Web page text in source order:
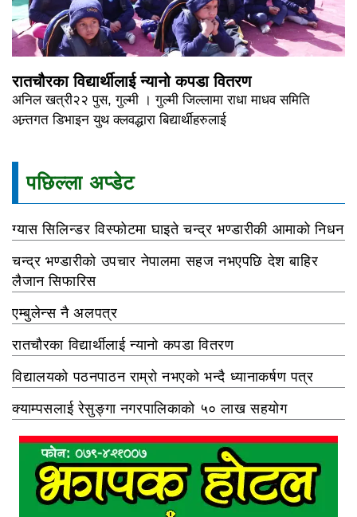
रातचौरका विद्यार्थीलाई न्यानो कपडा वितरण
अनिल खत्री२२ पुस, गुल्मी । गुल्मी जिल्लामा राधा माधव समिति
अन्र्तगत डिभाइन युथ क्लवद्धारा बिद्यार्थीहरुलाई
पछिल्ला अप्डेट
ग्यास सिलिन्डर विस्फोटमा घाइते चन्द्र भण्डारीकी आमाको निधन
चन्द्र भण्डारीको उपचार नेपालमा सहज नभएपछि देश बाहिर
लैजान सिफारिस
एम्बुलेन्स नै अलपत्र
रातचौरका विद्यार्थीलाई न्यानो कपडा वितरण
विद्यालयको पठनपाठन राम्रो नभएको भन्दै ध्यानाकर्षण पत्र
क्याम्पसलाई रेसुङ्गा नगरपालिकाको ५० लाख सहयोग